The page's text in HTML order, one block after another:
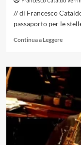
// di Francesco
passaporto per le
Continua a LeggereLeggi
su
Lee
con
(Blue